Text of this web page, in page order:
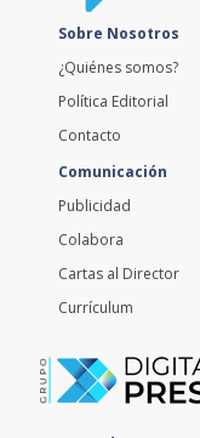
¿Quiénes somos?
Política Editorial
Contacto
Comunicación
Publicidad
Colabora
Cartas al Director
Currículum
Extremadura